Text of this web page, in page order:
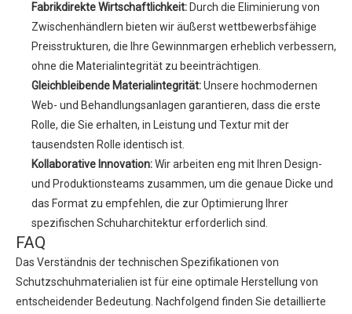
Fabrikdirekte Wirtschaftlichkeit: Durch die Eliminierung von
Zwischenhändlern bieten wir äußerst wettbewerbsfähige
Preisstrukturen, die Ihre Gewinnmargen erheblich verbessern,
ohne die Materialintegrität zu beeinträchtigen.
Gleichbleibende Materialintegrität:Unsere hochmodernen
Web- und Behandlungsanlagen garantieren, dass die erste
Rolle, die Sie erhalten, in Leistung und Textur mit der
tausendsten Rolle identisch ist.
Kollaborative Innovation:Wir arbeiten eng mit Ihren Design-
und Produktionsteams zusammen, um die genaue Dicke und
das Format zu empfehlen, die zur Optimierung Ihrer
spezifischen Schuharchitektur erforderlich sind.
FAQ
Das Verständnis der technischen Spezifikationen von
Schutzschuhmaterialien ist für eine optimale Herstellung von
entscheidender Bedeutung. Nachfolgend finden Sie detaillierte